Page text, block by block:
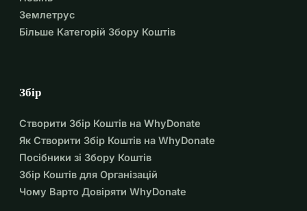
Землетрус
Більше Категорій Збору Коштів
Збір
Створити Збір Коштів на WhyDonate
Як Створити Збір Коштів на WhyDonate
Посібники зі Збору Коштів
Збір Коштів для Організацій
Чому Варто Довіряти WhyDonate